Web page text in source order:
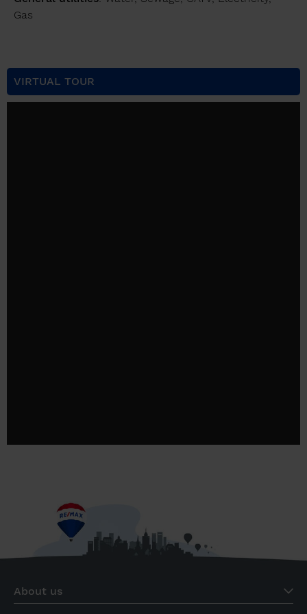
Gas
VIRTUAL TOUR
About us